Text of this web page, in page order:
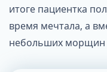
итоге пациентка
время мечтала, а
небольших морщин